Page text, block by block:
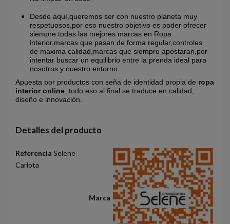
Desde aquí,queremos ser con nuestro planeta muy
respetuosos,por eso nuestro objetivo es poder ofrecer
siempre todas las mejores marcas en Ropa
interior,marcas que pasan de forma regular,controles
de maxima calidad,marcas que siempre apostaran,por
intentar buscar un equilibrio entre la prenda ideal para
nosotros y nuestro entorno.
Apuesta por productos con seña de identidad propia de ropa
interior online , todo eso al final se traduce en calidad,
diseño e innovación.
Detalles del producto
Marca
Referencia Selene
Carlota